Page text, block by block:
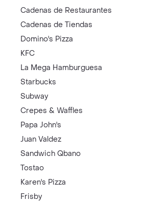
Cadenas de Restaurantes
Cadenas de Tiendas
Domino's Pizza
KFC
La Mega Hamburguesa
Starbucks
Subway
Crepes & Waffles
Papa John's
Juan Valdez
Sandwich Qbano
Tostao
Karen's Pizza
Frisby